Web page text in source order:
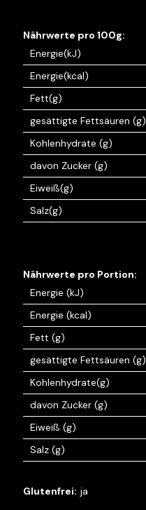
Energie(kJ)
Energie(kcal)
Fett(g)
gesättigte Fettsäuren (g)
Kohlenhydrate (g)
davon Zucker (g)
Eiweiß(g)
Salz(g)
Energie (kJ)
Energie (kcal)
Fett (g)
gesättigte Fettsäuren (g)
Kohlenhydrate(g)
davon Zucker (g)
Eiweiß (g)
Salz (g)
ja